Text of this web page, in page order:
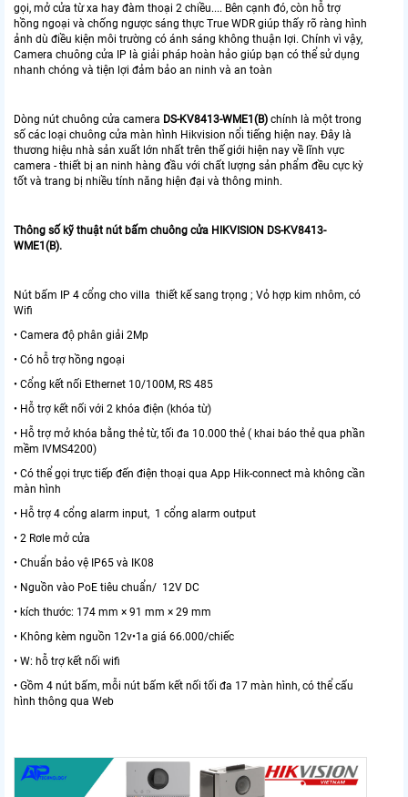
gọi, mở cửa từ xa hay đàm thoại 2 chiều.... Bên cạnh đó, còn hỗ trợ
hồng ngoại và chống ngược sáng thực True WDR giúp thấy rõ ràng hình
ảnh dù điều kiện môi trường có ánh sáng không thuận lợi. Chính vì vậy,
Camera chuông cửa IP là giải pháp hoàn hảo giúp bạn có thể sử dụng
nhanh chóng và tiện lợi đảm bảo an ninh và an toàn
Dòng nút chuông cửa camera DS-KV8413-WME1(B) chính là một trong
số các loại chuông cửa màn hình Hikvision nổi tiếng hiện nay. Đây là
thương hiệu nhà sản xuất lớn nhất trên thế giới hiện nay về lĩnh vực
camera - thiết bị an ninh hàng đầu với chất lượng sản phẩm đều cực kỳ
tốt và trang bị nhiều tính năng hiện đại và thông minh.
Thông số kỹ thuật nút bấm chuông cửa HIKVISION DS-KV8413-
WME1(B).
Nút bấm IP 4 cổng cho villa thiết kế sang trọng ; Vỏ hợp kim nhôm, có
Wifi
• Camera độ phân giải 2Mp
• Có hỗ trợ hồng ngoại
• Cổng kết nối Ethernet 10/100M, RS 485
• Hỗ trợ kết nối với 2 khóa điện (khóa từ)
• Hỗ trợ mở khóa bằng thẻ từ, tối đa 10.000 thẻ ( khai báo thẻ qua phần
mềm IVMS4200)
• Có thể gọi trực tiếp đến điện thoại qua App Hik-connect mà không cần
màn hình
• Hỗ trợ 4 cổng alarm input, 1 cổng alarm output
• 2 Rơle mở cửa
• Chuẩn bảo vệ IP65 và IK08
• Nguồn vào PoE tiêu chuẩn/ 12V DC
• kích thước: 174 mm × 91 mm × 29 mm
• Không kèm nguồn 12v•1a giá 66.000/chiếc
• W: hỗ trợ kết nối wifi
• Gồm 4 nút bấm, mỗi nút bấm kết nối tối đa 17 màn hình, có thể cấu
hình thông qua Web